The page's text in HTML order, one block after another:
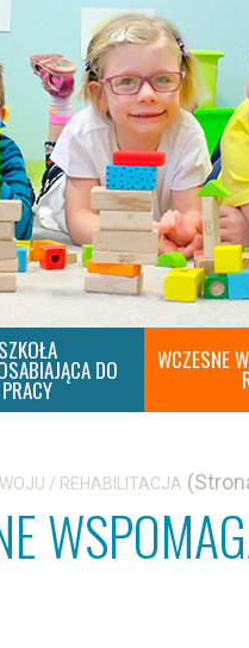
SZKOŁA
DO
PRACY
WCZESNE
/ REHABILITACJA